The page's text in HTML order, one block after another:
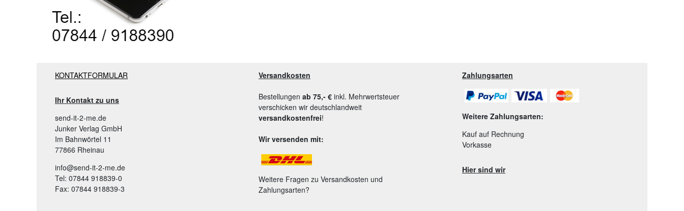
KONTAKTFORMULAR
Ihr Kontakt zu uns
send-it-2-me.de
Junker Verlag GmbH
Im Bahnwörtel 11
77866 Rheinau
info@send-it-2-me.de
Tel: 07844 918839-0
Fax: 07844 918839-3
Versandkosten
Bestellungen ab 75,- € inkl. Mehrwertsteuer
verschicken wir deutschlandweit
versandkostenfrei!
Wir versenden mit:
Weitere Fragen zu Versandkosten und
Zahlungsarten?
Zahlungsarten
Weitere Zahlungsarten:
Kauf auf Rechnung
Vorkasse
Hier sind wir